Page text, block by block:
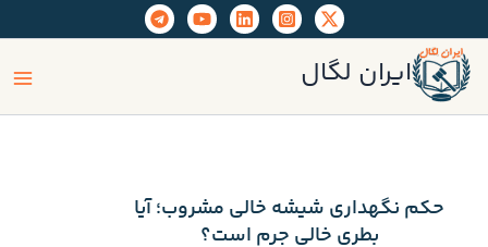
به
محتوا
ایران لگال
حکم نگهداری شیشه خالی مشروب؛ آیا
بطری خالی جرم است؟